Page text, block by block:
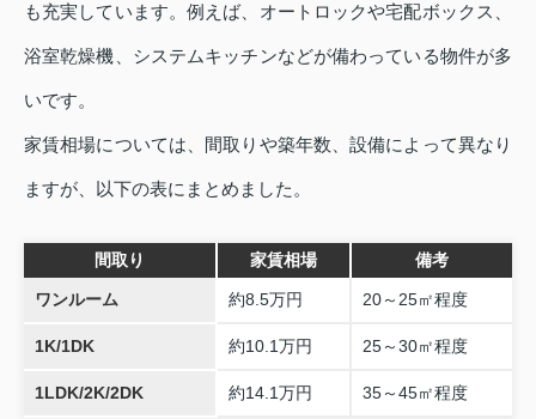
も充実しています。例えば、オートロックや宅配ボックス、
浴室乾燥機、システムキッチンなどが備わっている物件が多
いです。
家賃相場については、間取りや築年数、設備によって異なり
ますが、以下の表にまとめました。
間取り 家賃相場 備考
ワンルーム 約8.5万円 20～25㎡程度
1K/1DK 約10.1万円 25～30㎡程度
1LDK/2K/2DK 約14.1万円 35～45㎡程度